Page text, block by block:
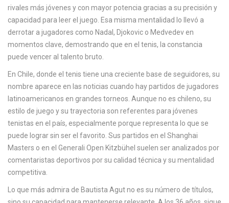
rivales más jóvenes y con mayor potencia gracias a su precisión y
capacidad para leer el juego. Esa misma mentalidad lo llevó a
derrotar a jugadores como Nadal, Djokovic o Medvedev en
momentos clave, demostrando que en el tenis, la constancia
puede vencer al talento bruto.
En Chile, donde el tenis tiene una creciente base de seguidores, su
nombre aparece en las noticias cuando hay partidos de jugadores
latinoamericanos en grandes torneos. Aunque no es chileno, su
estilo de juego y su trayectoria son referentes para jóvenes
tenistas en el país, especialmente porque representa lo que se
puede lograr sin ser el favorito. Sus partidos en el Shanghai
Masters o en el Generali Open Kitzbühel suelen ser analizados por
comentaristas deportivos por su calidad técnica y su mentalidad
competitiva.
Lo que más admira de Bautista Agut no es su número de títulos,